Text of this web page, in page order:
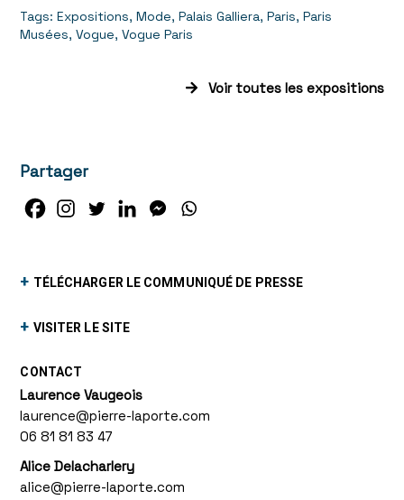
Tags:Expositions, Mode, Palais Galliera, Paris, Paris
Musées, Vogue, Vogue Paris
Voir toutes les expositions
Partager
+ TÉLÉCHARGER LE COMMUNIQUÉ DE PRESSE
+ VISITER LE SITE
CONTACT
Laurence Vaugeois
laurence@pierre-laporte.com
06 81 81 83 47
Alice Delacharlery
alice@pierre-laporte.com